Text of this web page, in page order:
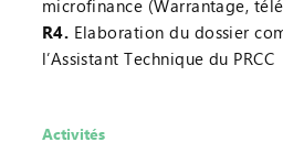
microfinance (Warrantage,
R4. Elaboration du dossier
l’Assistant Technique du PRCC
Activités